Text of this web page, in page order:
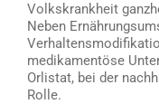
Volkskrankheit
Neben
medikamentöse
Orlistat, bei der
Rolle.